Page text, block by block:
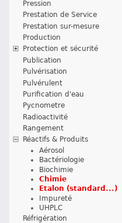
Pression
Prestation de Service
Prestation sur-mesure
Production
Protection et sécurité
Publication
Pulvérisation
Pulvérulent
Purification d'eau
Pycnometre
Radioactivité
Rangement
Réactifs & Produits
Aérosol
Bactériologie
Biochimie
Chimie
Etalon (standard...)
Impureté
UHPLC
Réfrigération